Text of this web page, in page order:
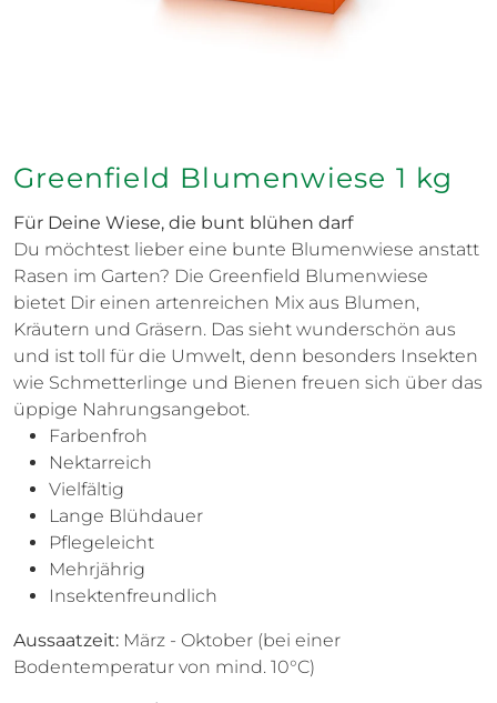
Greenfield Blumenwiese 1 kg
Für Deine Wiese, die bunt blühen darf
Du möchtest lieber eine bunte Blumenwiese anstatt
Rasen im Garten? Die Greenfield Blumenwiese
bietet Dir einen artenreichen Mix aus Blumen,
Kräutern und Gräsern. Das sieht wunderschön aus
und ist toll für die Umwelt, denn besonders Insekten
wie Schmetterlinge und Bienen freuen sich über das
üppige Nahrungsangebot.
Farbenfroh
Nektarreich
Vielfältig
Lange Blühdauer
Pflegeleicht
Mehrjährig
Insektenfreundlich
Aussaatzeit: März - Oktober (bei einer
Bodentemperatur von mind. 10°C)